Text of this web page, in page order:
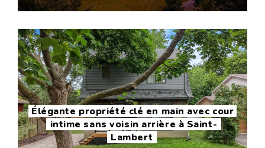
Élégante propriété clé en main avec cour
intime sans voisin arrière à Saint-
Lambert